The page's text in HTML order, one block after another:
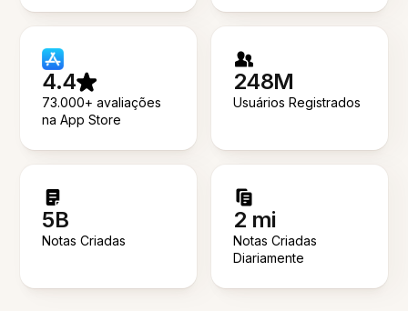
4.4
73.000+ avaliações
na App Store
248M
Usuários Registrados
5B
Notas Criadas
2 mi
Notas Criadas
Diariamente